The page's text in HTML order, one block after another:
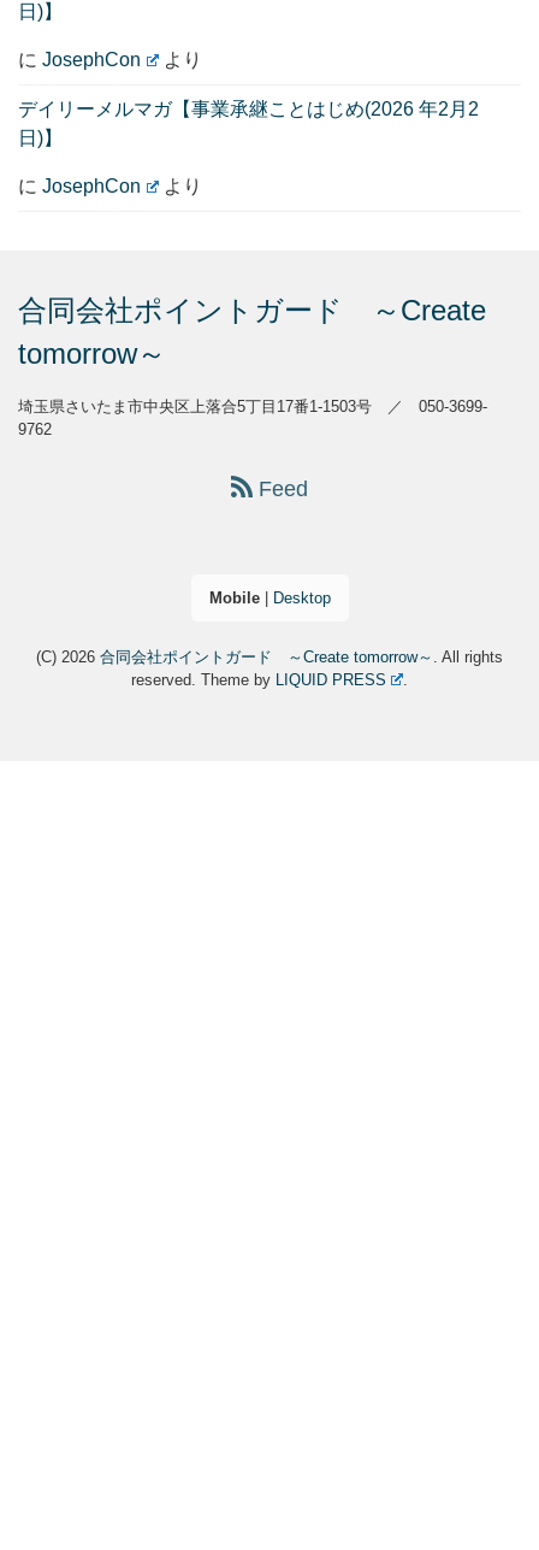
日)】
に JosephCon より
デイリーメルマガ【事業承継ことはじめ(2026 年2月2
日)】
に JosephCon より
合同会社ポイントガード ～Create
tomorrow～
埼玉県さいたま市中央区上落合5丁目17番1-1503号 ／ 050-3699-
9762
Feed
Mobile| Desktop
(C) 2026 合同会社ポイントガード ～Create tomorrow～ . All rights
reserved.Theme by LIQUID PRESS .